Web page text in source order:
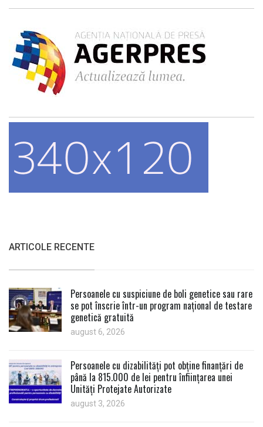
ARTICOLE RECENTE
Persoanele cu suspiciune de boli genetice sau rare
se pot înscrie într-un program național de testare
genetică gratuită
august 6, 2026
Persoanele cu dizabilități pot obține finanțări de
până la 815.000 de lei pentru înființarea unei
Unități Protejate Autorizate
august 3, 2026